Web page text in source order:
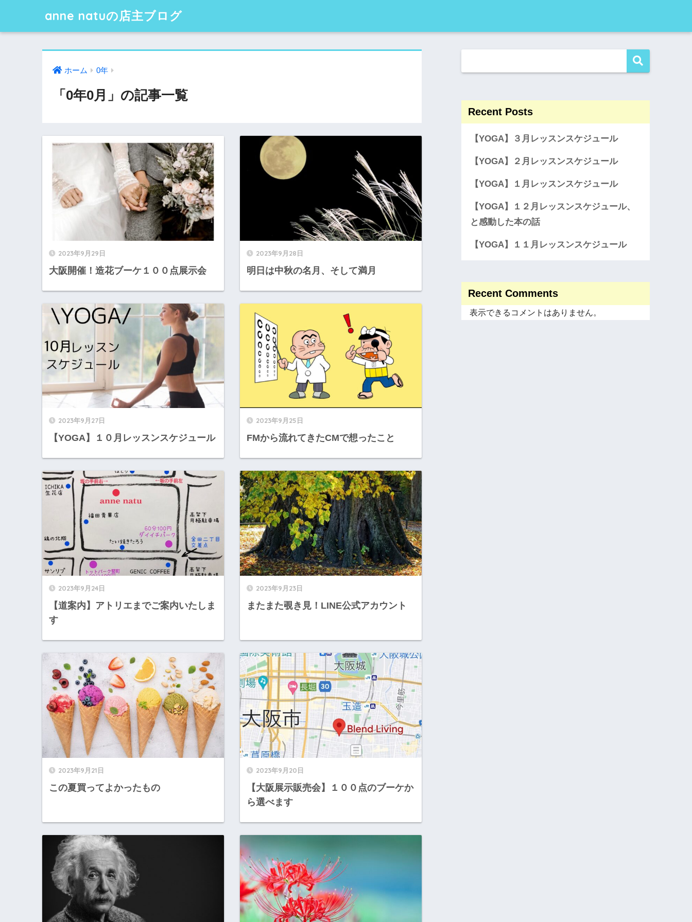
anne natuの店主ブログ
ホーム 0年
「0年0月」の記事一覧
2023年9月29日
大阪開催！造花ブーケ１００点展示会
2023年9月28日
明日は中秋の名月、そして満月
2023年9月27日
【YOGA】１０月レッスンスケジュール
2023年9月25日
FMから流れてきたCMで想ったこと
2023年9月24日
【道案内】アトリエまでご案内いたしま
す
2023年9月23日
またまた覗き見！LINE公式アカウント
2023年9月21日
この夏買ってよかったもの
2023年9月20日
【大阪展示販売会】１００点のブーケか
ら選べます
Recent Posts
【YOGA】３月レッスンスケジュール
【YOGA】２月レッスンスケジュール
【YOGA】１月レッスンスケジュール
【YOGA】１２月レッスンスケジュール、
と感動した本の話
【YOGA】１１月レッスンスケジュール
Recent Comments
表示できるコメントはありません。